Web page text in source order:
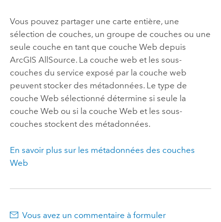
Vous pouvez partager une carte entière, une
sélection de couches, un groupe de couches ou une
seule couche en tant que couche Web depuis
ArcGIS AllSource. La couche web et les sous-
couches du service exposé par la couche web
peuvent stocker des métadonnées. Le type de
couche Web sélectionné détermine si seule la
couche Web ou si la couche Web et les sous-
couches stockent des métadonnées.
En savoir plus sur les métadonnées des couches
Web
Vous avez un commentaire à formuler